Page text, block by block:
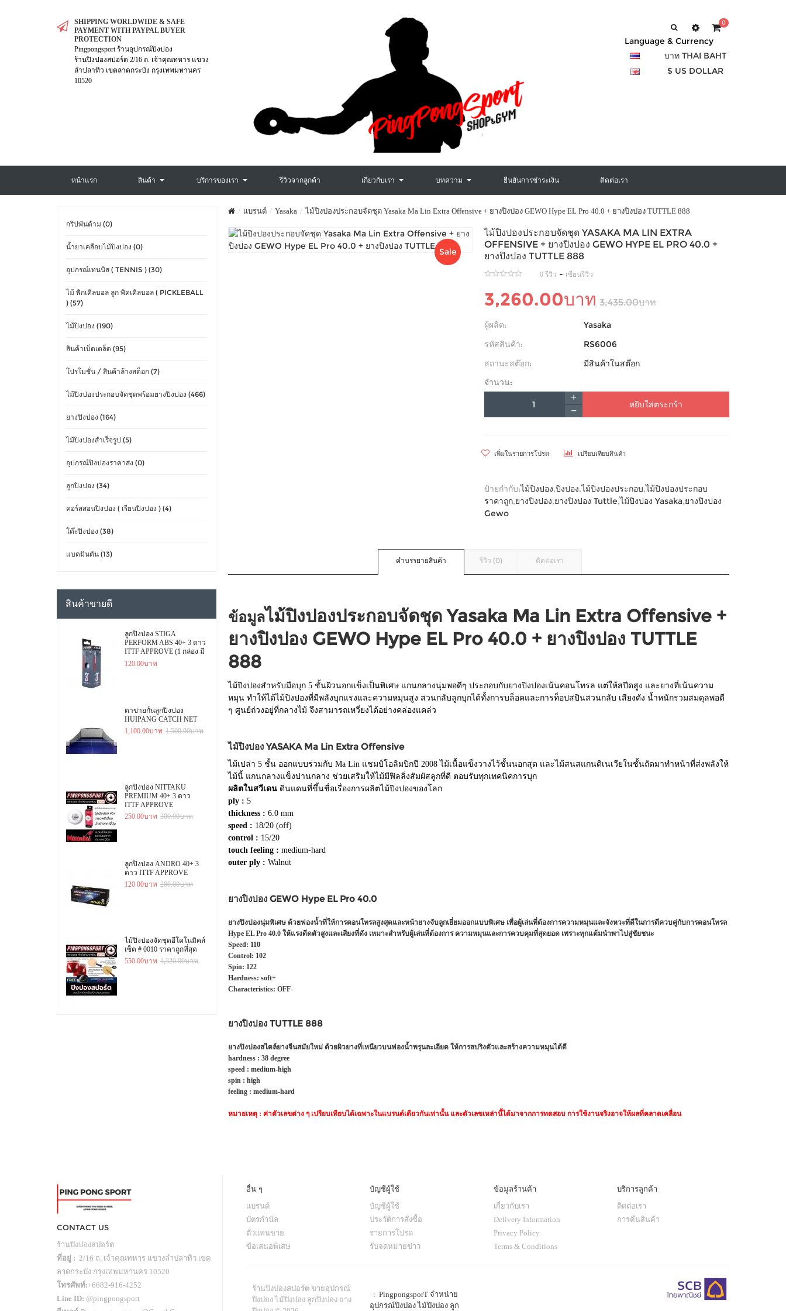
SHIPPING WORLDWIDE & SAFE
PAYMENT WITH PAYPAL BUYER
PROTECTION
Pingpongsport ร้านอุปกรณ์ปิงปอง
ร้านปิงปองสปอร์ต 2/16 ถ. เจ้าคุณทหาร แขวง
ลำปลาทิว เขตลาดกระบัง กรุงเทพมหานคร
10520
0
Language & Currency
บาท THAI BAHT
$ US DOLLAR
หน้าแรก สินค้า บริการของเรา รีวิวจากลูกค้า เกี่ยวกับเรา บทความ ยืนยันการชำระเงิน ติดต่อเรา
กริปพันด้าม (0)
น้ำยาเคลือบไม้ปิงปอง (0)
อุปกรณ์เทนนิส ( TENNIS ) (30)
ไม้ พิกเคิลบอล ลูก พิคเคิลบอล ( PICKLEBALL
) (57)
ไม้ปิงปอง (190)
สินค้าเบ็ดเตล็ด (95)
โปรโมชั่น / สินค้าล้างสต็อก (7)
ไม้ปิงปองประกอบจัดชุดพร้อมยางปิงปอง (466)
ยางปิงปอง (164)
ไม้ปิงปองสำเร็จรูป (5)
อุปกรณ์ปิงปองราคาส่ง (0)
ลูกปิงปอง (34)
คอร์สสอนปิงปอง ( เรียนปิงปอง ) (4)
โต๊ะปิงปอง (38)
แบดมินตัน (13)
สินค้าขายดี
ลูกปิงปอง STIGA
PERFORM ABS 40+ 3 ดาว
ITTF APPROVE (1 กล่อง มี
3 ลูก)
120.00บาท
ตาข่ายกั้นลูกปิงปอง
HUIPANG CATCH NET
1,100.00บาท 1,500.00บาท
ลูกปิงปอง NITTAKU
PREMIUM 40+ 3 ดาว
ITTF APPROVE
250.00บาท 300.00บาท
ลูกปิงปอง ANDRO 40+ 3
ดาว ITTF APPROVE
120.00บาท 200.00บาท
ไม้ปิงปองจัดชุดอีโคโนมิคส์
เซ็ต # 0010 ราคาถูกที่สุด
550.00บาท 1,320.00บาท
แบรนด์ Yasaka ไม้ปิงปองประกอบจัดชุด Yasaka Ma Lin Extra Offensive + ยางปิงปอง GEWO Hype EL Pro 40.0 + ยางปิงปอง TUTTLE 888
Sale
ไม้ปิงปองประกอบจัดชุด YASAKA MA LIN EXTRA
OFFENSIVE + ยางปิงปอง GEWO HYPE EL PRO 40.0 +
ยางปิงปอง TUTTLE 888
0 รีวิว - เขียนรีวิว
3,260.00บาท 3,435.00บาท
ผู้ผลิต:
Yasaka
รหัสสินค้า:
RS6006
สถานะสต๊อก:
มีสินค้าในสต๊อก
จำนวน:
หยิบใส่ตระกร้า
เพิ่มในรายการโปรด เปรียบเทียบสินค้า
ป้ายกำกับ:ไม้ปิงปอง,ปิงปอง,ไม้ปิงปองประกอบ,ไม้ปิงปองประกอบ
ราคาถูก,ยางปิงปอง,ยางปิงปอง Tuttle,ไม้ปิงปอง Yasaka,ยางปิงปอง
Gewo
คำบรรยายสินค้า รีวิว (0) ติดต่อเรา
ข้อมูลไม้ปิงปองประกอบจัดชุด Yasaka Ma Lin Extra Offensive +
ยางปิงปอง GEWO Hype EL Pro 40.0 + ยางปิงปอง TUTTLE
888
ไม้ปิงปองสำหรับมือบุก 5 ชั้นผิวนอกแข็งเป็นพิเศษ แกนกลางนุ่มพอดีๆ ประกอบกับยางปิงปองเน้นคอนโทรล แต่ให้สปีดสูง และยางที่เน้นความ
หมุน ทำให้ได้ไม้ปิงปองที่มีพลังบุกแรงและความหมุนสูง สวนกลับลูกบุกได้ทั้งการบล็อคและการท็อปสปินสวนกลับ เสียงดัง น้ำหนักรวมสมดุลพอดี
ๆ ศูนย์ถ่วงอยู่ที่กลางไม้ จึงสามารถเหวี่ยงได้อย่างคล่องแคล่ว
ไม้ปิงปอง YASAKA Ma Lin Extra Offensive
ไม้เปล่า 5 ชั้น ออกแบบร่วมกับ Ma Lin แชมป์โอลิมปิกปี 2008 ไม้เนื้อแข็งวางไว้ชั้นนอกสุด และไม้สนสแกนดิเนเวียในชั้นถัดมาทำหน้าที่ส่งพลังให้
ไม้นี้ แกนกลางแข็งปานกลาง ช่วยเสริมให้ไม้มีฟิลลิ่งสัมผัสลูกที่ดี ตอบรับทุกเทคนิคการบุก
ผลิตในสวีเดนดินแดนที่ขึ้นชื่อเรื่องการผลิตไม้ปิงปองของโลก
ply : 5
thickness : 6.0 mm
speed : 18/20 (off)
control : 15/20
touch feeling : medium-hard
outer ply : Walnut
ยางปิงปอง GEWO Hype EL Pro 40.0
ยางปิงปองนุ่มพิเศษ ด้วยฟองน้ำที่ให้การคอนโทรลสูงสุดและหน้ายางจับลูกเยี่ยมออกแบบพิเศษ เพื่อผู้เล่นที่ต้องการความหมุนและจังหวะที่ดีในการตีควบคู่กับการคอนโทรล
Hype EL Pro 40.0 ให้แรงดีดตัวสูงและเสียงที่ดัง เหมาะสำหรับผู้เล่นที่ต้องการ ความหมุนและการควบคุมที่สุดยอด เพราะทุกแต้มนำพาไปสู่ชัยชนะ
Speed: 110
Control: 102
Spin: 122
Hardness: soft+
Characteristics: OFF-
ยางปิงปอง TUTTLE 888
ยางปิงปองสไตล์ยางจีนสมัยใหม่ ด้วยผิวยางที่เหนียวบนฟองน้ำพรุนละเอียด ให้การสปริงตัวและสร้างความหมุนได้ดี
hardness : 38 degree
speed : medium-high
spin : high
feeling : medium-hard
หมายเหตุ : ค่าตัวเลขต่าง ๆ เปรียบเทียบได้เฉพาะในแบรนด์เดียวกันเท่านั้น และตัวเลขเหล่านี้ได้มาจากการทดสอบ การใช้งานจริงอาจให้ผลที่คลาดเคลื่อน
CONTACT US
ร้านปิงปองสปอร์ต
ที่อยู่ : 2/16 ถ. เจ้าคุณทหาร แขวงลำปลาทิว เขต
ลาดกระบัง กรุงเทพมหานคร 10520
โทรศัพท์:+6682-916-4252
Line ID: @pingpongsport
อื่น ๆ
แบรนด์
บัตรกำนัล
ตัวแทนขาย
ข้อเสนอพิเสษ
บัญชีผู้ใช้
บัญชีผู้ใช้
ประวัติการสั่งซื้อ
รายการโปรด
รับจดหมายข่าว
ข้อมูลร้านค้า
เกี่ยวกับเรา
Delivery Information
Privacy Policy
Terms & Conditions
บริการลูกค้า
ติดต่อเรา
การคืนสินค้า
ร้านปิงปองสปอร์ต ขายอุปกรณ์
ปิงปอง ไม้ปิงปอง ลูกปิงปอง ยาง
: PingpongsporT จำหน่าย
อุปกรณ์ปิงปอง ไม้ปิงปอง ลูก